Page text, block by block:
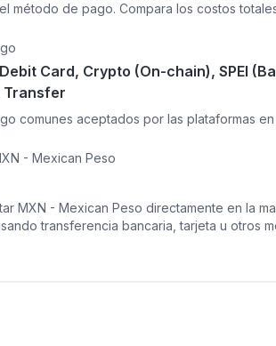
método de pago. Compara los costos
Card, Crypto (On-chain), SPEI
Transfer
comunes aceptados por las plataformas en
- Mexican Peso
MXN - Mexican Peso directamente en la
transferencia bancaria, tarjeta u otros